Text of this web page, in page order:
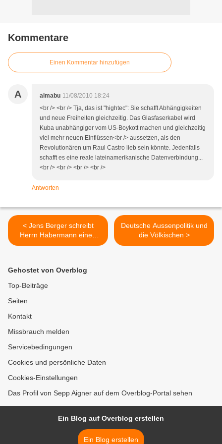
Kommentare
Einen Kommentar hinzufügen
A almabu 11/08/2010 18:24
<br /> <br /> Tja, das ist "hightec": Sie schafft Abhängigkeiten
und neue Freiheiten gleichzeitig. Das Glasfaserkabel wird
Kuba unabhängiger vom US-Boykott machen und gleichzeitig
viel mehr neuen Einflüssen<br /> aussetzen, als den
Revolutionären um Raul Castro lieb sein könnte. Jedenfalls
schafft es eine reale lateinamerikanische Datenverbindung...
<br /> <br /> <br /> <br />
Antworten
< Jens Berger schreibt
Herrn Habermann einen
Brief
Deutsche Aussenpolitik und
die Völkischen >
Gehostet von Overblog
Top-Beiträge
Seiten
Kontakt
Missbrauch melden
Servicebedingungen
Cookies und persönliche Daten
Cookies-Einstellungen
Das Profil von Sepp Aigner auf dem Overblog-Portal sehen
Ein Blog auf Overblog erstellen
Ein Blog erstellen